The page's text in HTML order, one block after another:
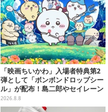
「映画ちいかわ」入場者特典第2
弾として「ボンボンドロップシー
ル」が配布！島二郎やセイレーン
はもちろん、人魚のウロコまで…
2026.8.8